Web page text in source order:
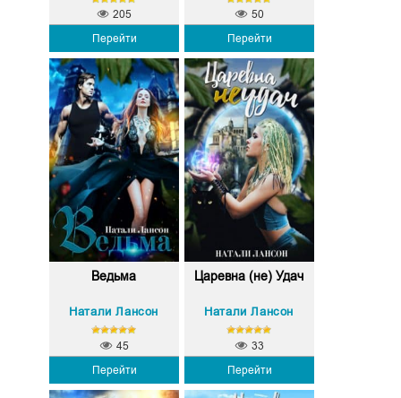
Перейти
205
Перейти
50
Ведьма
Натали Лансон
Перейти
45
Царевна (не) Удач
Натали Лансон
Перейти
33